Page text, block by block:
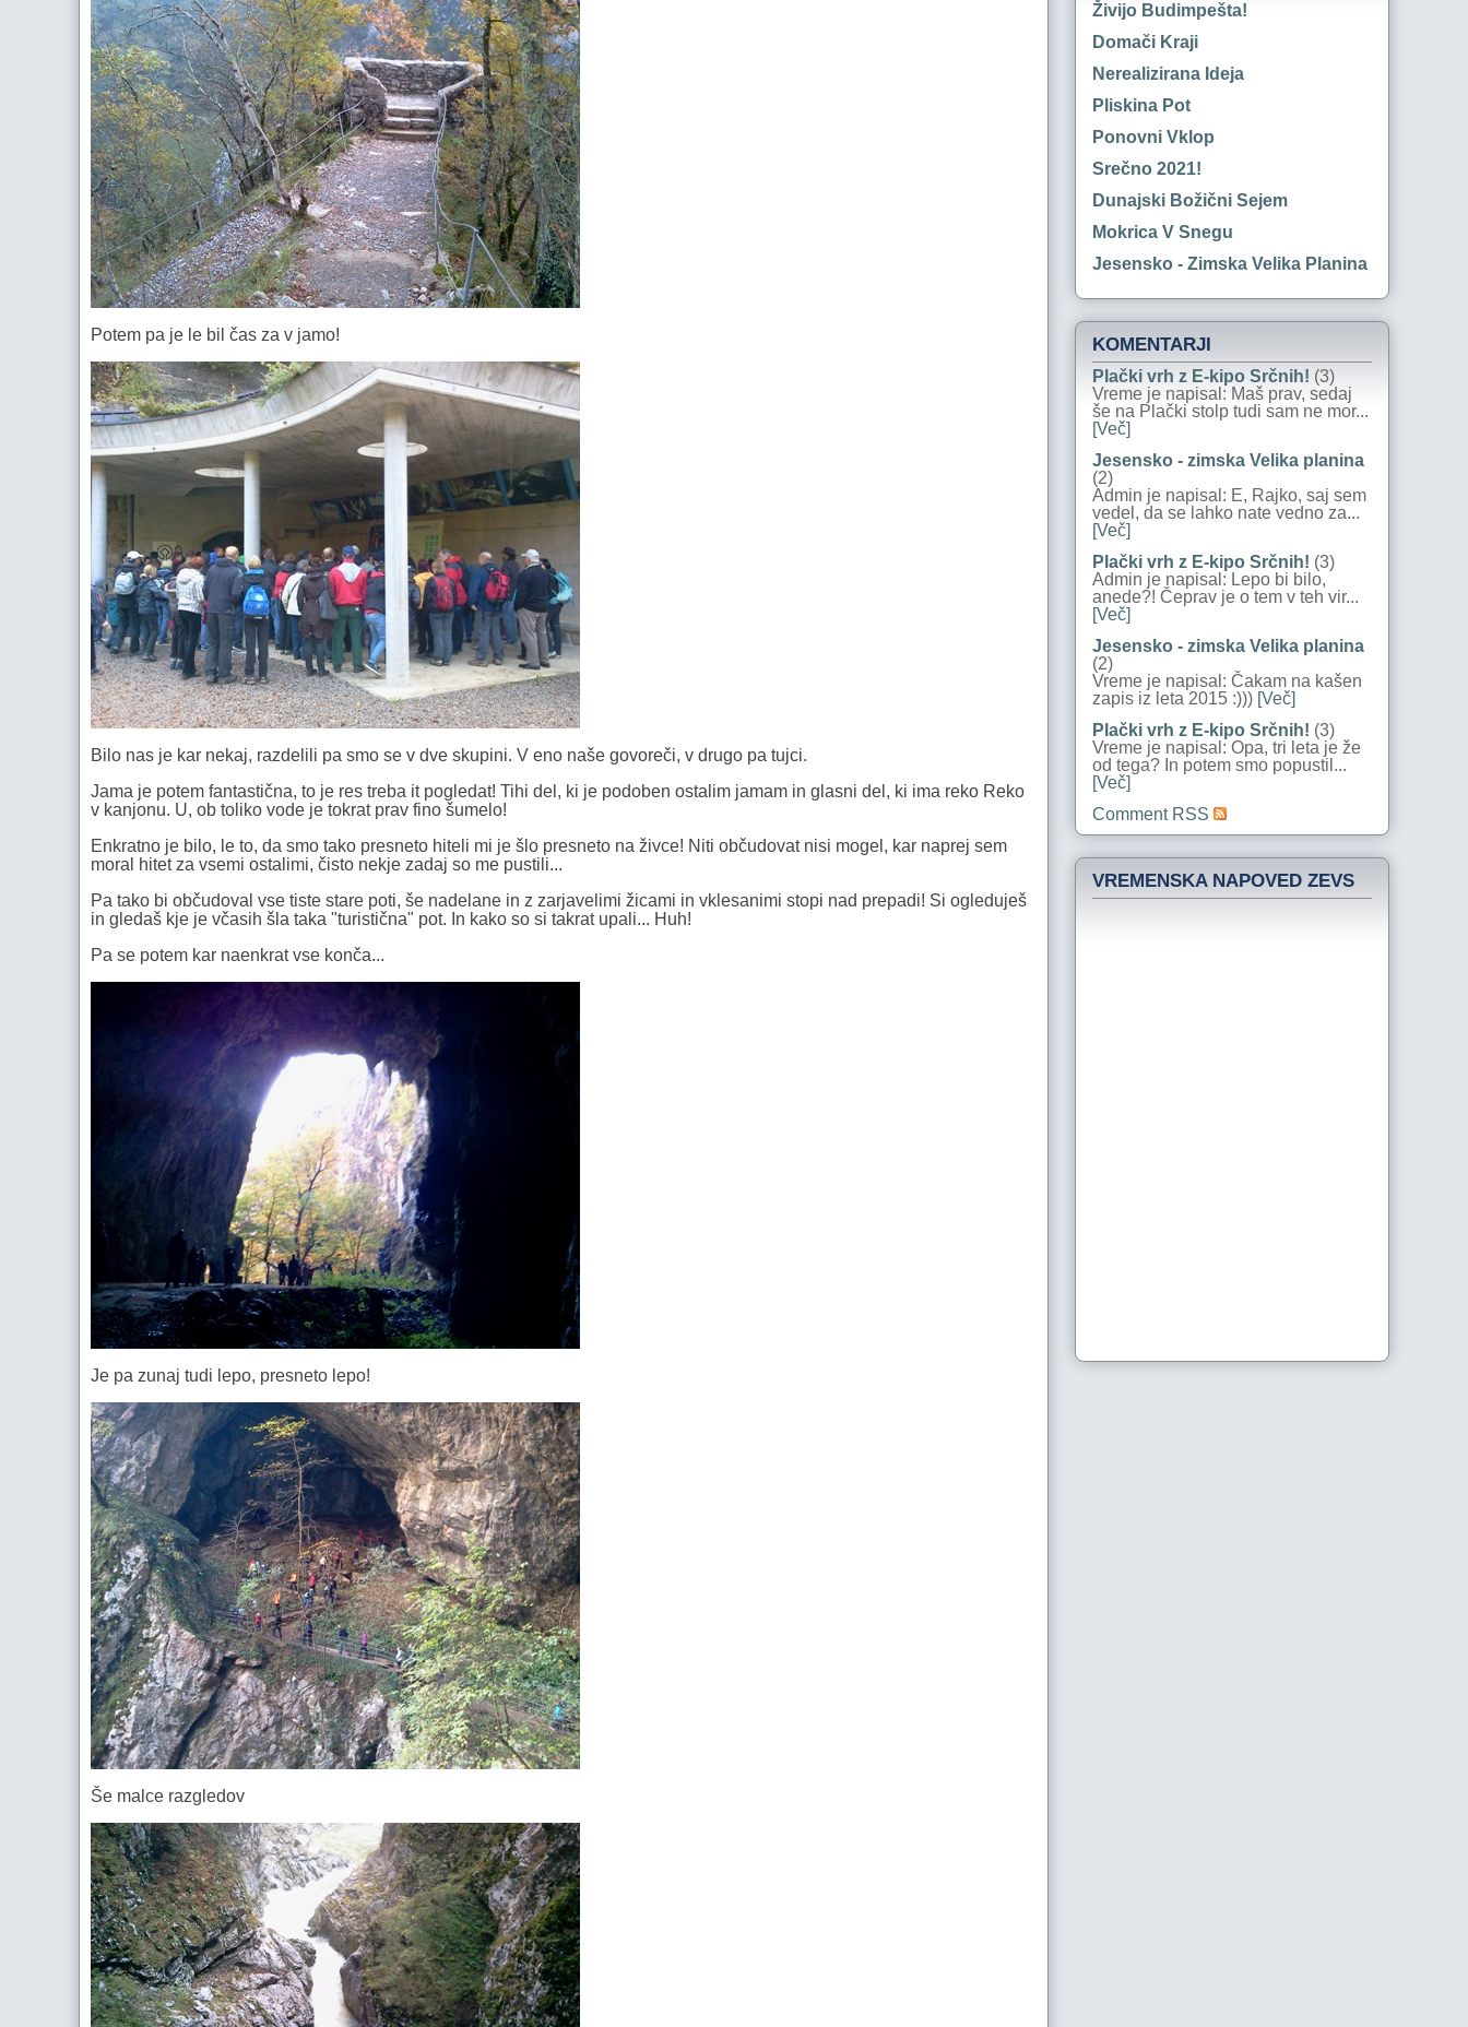
Potem pa je le bil čas za v jamo!
Bilo nas je kar nekaj, razdelili pa smo se v dve skupini. V eno naše govoreči, v drugo pa tujci.
Jama je potem fantastična, to je res treba it pogledat! Tihi del, ki je podoben ostalim jamam in glasni del, ki ima reko Reko
v kanjonu. U, ob toliko vode je tokrat prav fino šumelo!
Enkratno je bilo, le to, da smo tako presneto hiteli mi je šlo presneto na živce! Niti občudovat nisi mogel, kar naprej sem
moral hitet za vsemi ostalimi, čisto nekje zadaj so me pustili...
Pa tako bi občudoval vse tiste stare poti, še nadelane in z zarjavelimi žicami in vklesanimi stopi nad prepadi! Si ogleduješ
in gledaš kje je včasih šla taka "turistična" pot. In kako so si takrat upali... Huh!
Pa se potem kar naenkrat vse konča...
Je pa zunaj tudi lepo, presneto lepo!
Še malce razgledov
Živijo Budimpešta!
Domači Kraji
Nerealizirana Ideja
Pliskina Pot
Ponovni Vklop
Srečno 2021!
Dunajski Božični Sejem
Mokrica V Snegu
Jesensko - Zimska Velika Planina
KOMENTARJI
Plački vrh z E-kipo Srčnih! (3)
Vreme je napisal: Maš prav, sedaj
še na Plački stolp tudi sam ne mor...
[Več]
Jesensko - zimska Velika planina
(2)
Admin je napisal: E, Rajko, saj sem
vedel, da se lahko nate vedno za...
[Več]
Plački vrh z E-kipo Srčnih! (3)
Admin je napisal: Lepo bi bilo,
anede?! Čeprav je o tem v teh vir...
[Več]
Jesensko - zimska Velika planina
(2)
Vreme je napisal: Čakam na kašen
zapis iz leta 2015 :))) [Več]
Plački vrh z E-kipo Srčnih! (3)
Vreme je napisal: Opa, tri leta je že
od tega? In potem smo popustil...
[Več]
Comment RSS
VREMENSKA NAPOVED ZEVS